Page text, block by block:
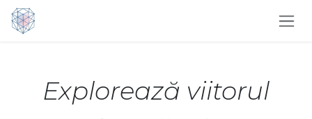
Sari la conținut
Explorează viitorul